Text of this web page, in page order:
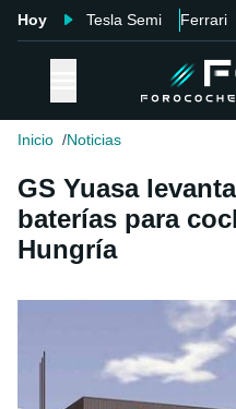
Hoy Tesla Semi Ferrari
Inicio Noticias
GS Yuasa
baterías para
Hungría